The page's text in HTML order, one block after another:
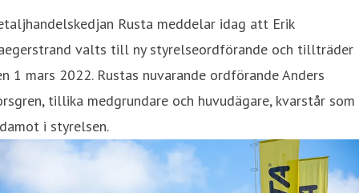
Rusta meddelar idag att Erik
valts till ny styrelseordförande och tillträder
1 mars 2022. Rustas nuvarande ordförande Anders
tillika medgrundare och huvudägare, kvarstår som
i styrelsen.